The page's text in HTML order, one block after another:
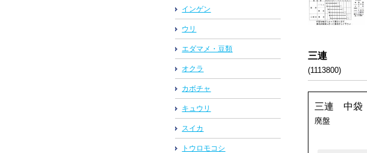
三連
(1113800)
三連 中袋
廃盤
インゲン
ウリ
エダマメ・豆類
オクラ
カボチャ
キュウリ
スイカ
トウロモコシ